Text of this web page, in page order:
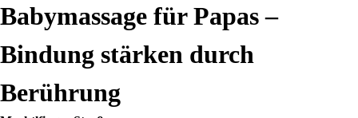
Babymassage für Papas –
Bindung stärken durch
Berührung